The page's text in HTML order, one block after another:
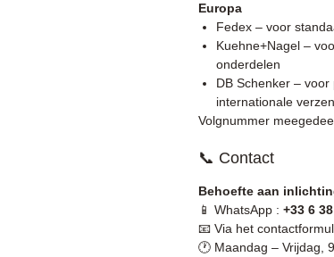
Europa
Fedex – voor
Kuehne+Nagel –
onderdelen
DB Schenker – voor
internationale
Volgnummer
📞 Contact
Behoefte aan
📱 WhatsApp : +33 6
📧 Via het
🕐 Maandag – Vrijdag,